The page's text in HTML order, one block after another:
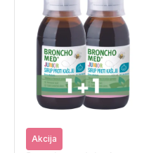
Akcija